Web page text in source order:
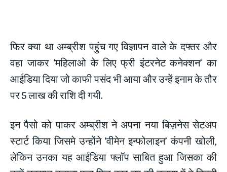
फिर क्या था अम्ब्रीश पहुंच गए विज्ञापन वाले के दफ्तर और
वहा जाकर ‘महिलाओ के लिए फ्री इंटरनेट कनेक्शन’ का
आईडिया दिया जो काफी पसंद भी आया और उन्हें इनाम के तौर
पर 5 लाख की राशि दी गयी.
इन पैसो को पाकर अम्ब्रीश ने अपना नया बिज़नेस सेटअप
स्टार्ट किया जिसमे उन्होंने ‘वीमेन इन्फोलाइन’ कंपनी खोली,
लेकिन उनका यह आईडिया फ्लॉप साबित हुआ जिसका की